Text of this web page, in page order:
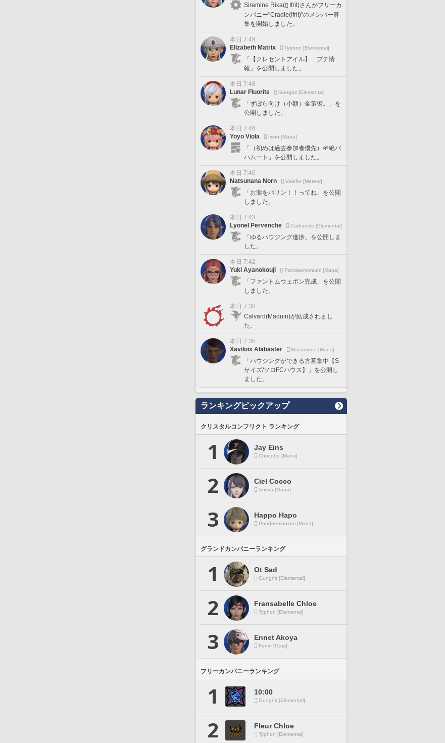
Siramine Rika(
Ifrit)さんがフリーカ
ンパニー"Cradle(Ifrit)"のメンバー募
集を開始しました。
本日 7:49
Elizabeth Matrix
Typhon [Elemental]
「【クレセントアイル】 プチ情
報」を公開しました。
本日 7:48
Lunar Fluorite
Gungnir [Elemental]
「ずぼら向け（小額）金策術。」を
公開しました。
本日 7:46
Yoyo Viola
Ixion [Mana]
「（初めは過去参加者優先）🌱絶バ
ハムート」を公開しました。
本日 7:46
Natsunana Norn
Valefor [Meteor]
「お薬をパリン！！ってね」を公開
しました。
本日 7:43
Lyonel Pervenche
Carbuncle [Elemental]
「ゆるハウジング進捗」を公開しま
した。
本日 7:42
Yuki Ayanokouji
Pandaemonium [Mana]
「ファントムウェポン完成」を公開
しました。
本日 7:38
Calvard(Maduin)が結成されまし
た。
本日 7:35
Xaviloix Alabaster
Masamune [Mana]
「ハウジングができる方募集中【S
サイズ/ソロFCハウス】」を公開し
ました。
ランキングピックアップ
クリスタルコンフリクト ランキング
1 Jay Eins
Chocobo [Mana]
2 Ciel Cocco
Anima [Mana]
3 Happo Hapo
Pandaemonium [Mana]
グランドカンパニーランキング
1 Ot Sad
Gungnir [Elemental]
2 Fransabelle Chloe
Typhon [Elemental]
3 Ennet Akoya
Fenrir [Gaia]
フリーカンパニーランキング
1 10:00
Gungnir [Elemental]
2 Fleur Chloe
Typhon [Elemental]